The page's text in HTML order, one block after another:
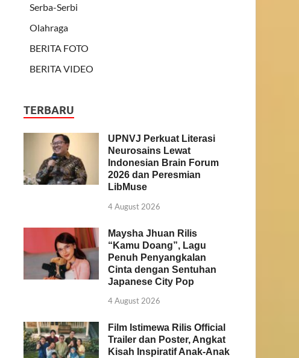
Serba-Serbi
Olahraga
BERITA FOTO
BERITA VIDEO
TERBARU
UPNVJ Perkuat Literasi
Neurosains Lewat
Indonesian Brain Forum
2026 dan Peresmian
LibMuse
4 August 2026
Maysha Jhuan Rilis
“Kamu Doang”, Lagu
Penuh Penyangkalan
Cinta dengan Sentuhan
Japanese City Pop
4 August 2026
Film Istimewa Rilis Official
Trailer dan Poster, Angkat
Kisah Inspiratif Anak-Anak